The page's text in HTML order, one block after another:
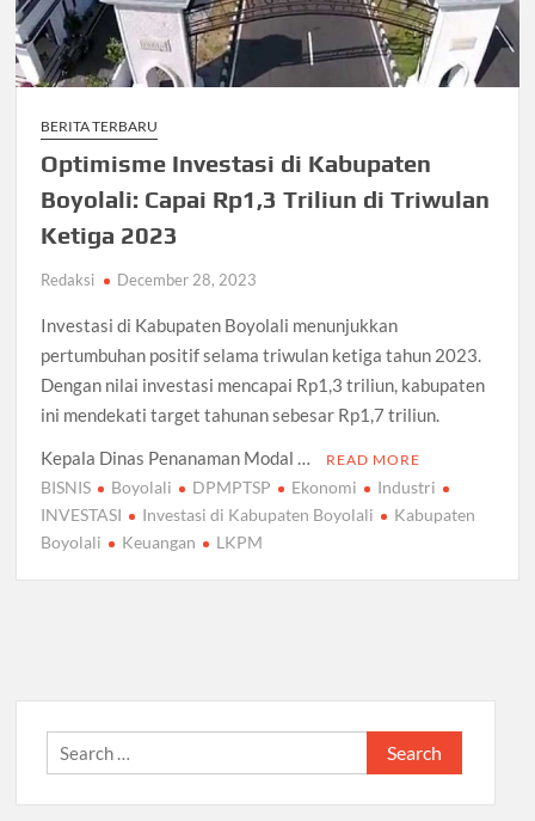
BERITA TERBARU
Optimisme Investasi di Kabupaten
Boyolali: Capai Rp1,3 Triliun di Triwulan
Ketiga 2023
Redaksi December 28, 2023
Investasi di Kabupaten Boyolali menunjukkan
pertumbuhan positif selama triwulan ketiga tahun 2023.
Dengan nilai investasi mencapai Rp1,3 triliun, kabupaten
ini mendekati target tahunan sebesar Rp1,7 triliun.
Kepala Dinas Penanaman Modal …
READ MORE
BISNIS Boyolali DPMPTSP Ekonomi
Industri
INVESTASI
Investasi di Kabupaten Boyolali
Kabupaten
Boyolali
Keuangan LKPM
Search
for: